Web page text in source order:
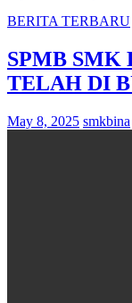
BERITA TERBARU
SPMB SMK
TELAH DI
May 8, 2025 smkbina